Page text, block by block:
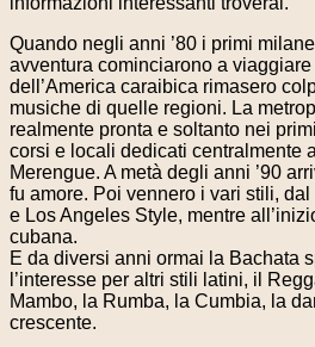
Quando negli anni ’80 i primi
avventura cominciarono a
dell’America caraibica rimasero
musiche di quelle regioni. La
realmente pronta e soltanto nei
corsi e locali dedicati centralmente
Merengue. A metà degli anni ’90
fu amore. Poi vennero i vari stili,
e Los Angeles Style, mentre
cubana.
E da diversi anni ormai la Bachata
l’interesse per altri stili latini, il
Mambo, la Rumba, la Cumbia, la
crescente.